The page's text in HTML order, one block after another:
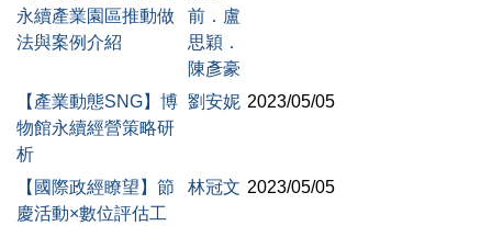
永續產業園區推動做
法與案例介紹
前．盧
思穎．
陳彥豪
【產業動態SNG】博
物館永續經營策略研
析
劉安妮 2023/05/05
【國際政經瞭望】節
慶活動×數位評估工
林冠文 2023/05/05